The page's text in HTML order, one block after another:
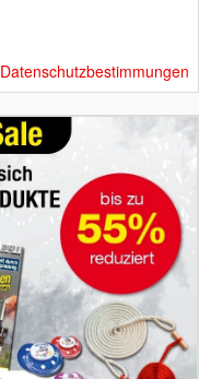
Datenschutzbestimmungen